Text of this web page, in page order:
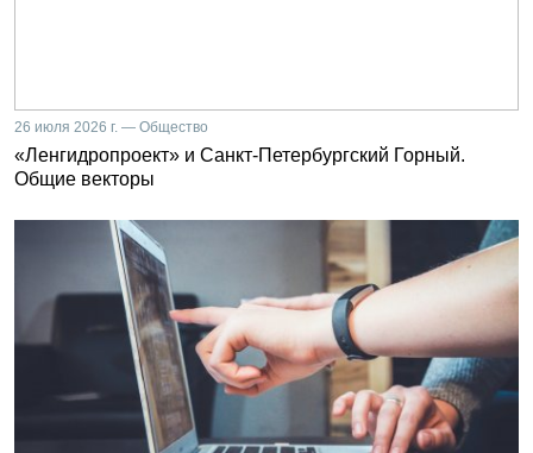
26 июля 2026 г. — Общество
«Ленгидропроект» и Санкт-Петербургский Горный.
Общие векторы